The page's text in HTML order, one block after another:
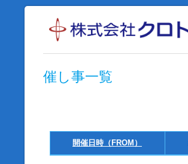
催し事一覧
開催日時（FROM）